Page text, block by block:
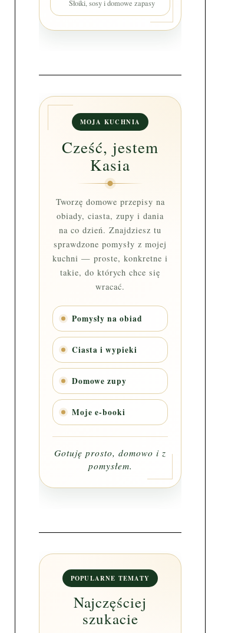
Słoiki, sosy i domowe zapasy
MOJA KUCHNIA
Cześć, jestem
Kasia
Tworzę domowe przepisy na
obiady, ciasta, zupy i dania
na co dzień. Znajdziesz tu
sprawdzone pomysły z mojej
kuchni — proste, konkretne i
takie, do których chce się
wracać.
Pomysły na obiad
Ciasta i wypieki
Domowe zupy
Moje e-booki
Gotuję prosto, domowo i z
pomysłem.
POPULARNE TEMATY
Najczęściej
szukacie